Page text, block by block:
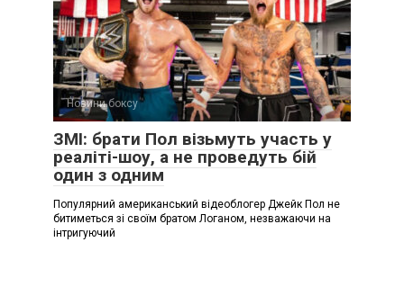
Новини боксу
ЗМІ: брати Пол візьмуть участь у
реаліті-шоу, а не проведуть бій
один з одним
Популярний американський відеоблогер Джейк Пол не
битиметься зі своїм братом Логаном, незважаючи на
інтригуючий